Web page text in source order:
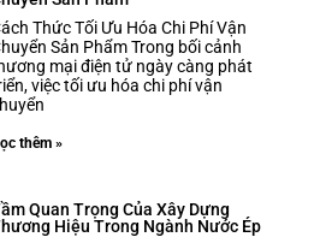
Thức Tối Ưu Hóa Chi Phí Vận
Sản Phẩm Trong bối cảnh
mại điện tử ngày càng phát
việc tối ưu hóa chi phí vận
thêm »
Quan Trọng Của Xây Dựng
Hiệu Trong Ngành Nước Ép